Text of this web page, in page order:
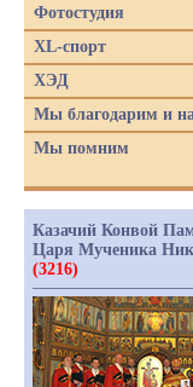
Фотостудия
XL-спорт
ХЭД
Мы благодарим и
Мы помним
Казачий Конвой
Царя Мученика
(3216)